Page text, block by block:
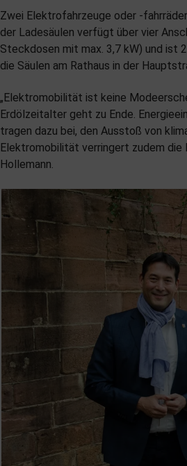
Zwei Elektrofahrzeuge oder -
der Ladesäulen verfügt über vier
Steckdosen mit max. 3,7 kW) und ist
die Säulen am Rathaus in der
„Elektromobilität ist keine
Erdölzeitalter geht zu Ende.
tragen dazu bei, den Ausstoß von
Elektromobilität verringert zudem die
Hollemann.